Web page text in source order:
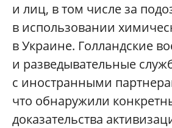
и лиц, в том числе за
в использовании
в Украине. Голландские
и разведывательные
с иностранными
что обнаружили
доказательства